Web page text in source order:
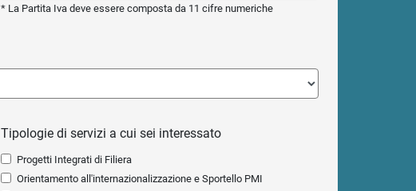
* La Partita Iva deve essere composta da 11 cifre numeriche
Tipologie di servizi a cui sei interessato
Progetti Integrati di Filiera
Orientamento all'internazionalizzazione e Sportello PMI